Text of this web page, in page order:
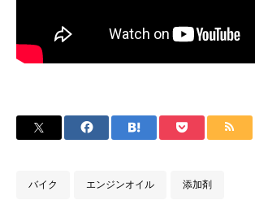
バイク エンジンオイル 添加剤